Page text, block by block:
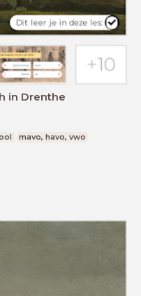
in Drenthe
mavo, havo, vwo